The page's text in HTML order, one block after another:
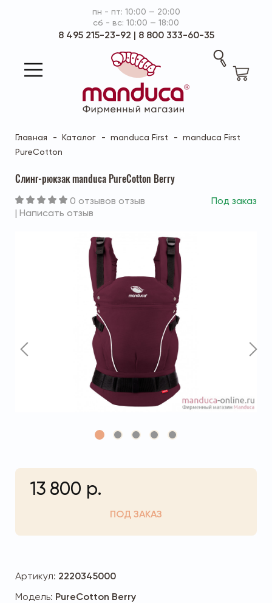
пн - пт: 10:00 — 20:00
сб - вс: 10:00 — 18:00
8 495 215-23-92 | 8 800 333-60-35
Главная Каталог manduca First
manduca First
PureCotton
Слинг-рюкзак manduca PureCotton Berry
0 отзывов отзыв
| Написать отзыв
Под заказ
Артикул: 2220345000
Модель: PureCotton Berry
13 800 р.
ПОД ЗАКАЗ